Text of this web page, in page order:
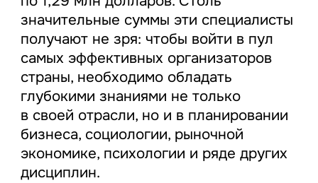
значительные суммы эти специалисты
получают не зря: чтобы войти в пул
самых эффективных организаторов
страны, необходимо обладать
глубокими знаниями не только
в своей отрасли, но и в планировании
бизнеса, социологии, рыночной
экономике, психологии и ряде других
дисциплин.